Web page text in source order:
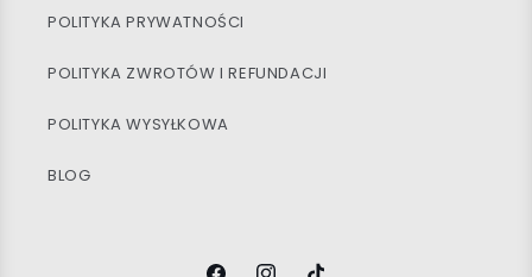
POLITYKA PRYWATNOŚCI
POLITYKA ZWROTÓW I REFUNDACJI
POLITYKA WYSYŁKOWA
BLOG